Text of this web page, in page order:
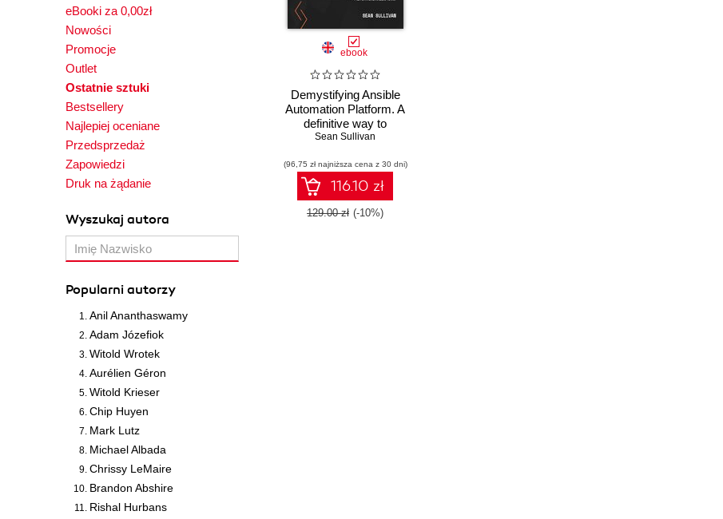
eBooki za 0,00zł
Nowości
Promocje
Outlet
Ostatnie sztuki
Bestsellery
Najlepiej oceniane
Przedsprzedaż
Zapowiedzi
Druk na żądanie
Wyszukaj autora
Popularni autorzy
Anil Ananthaswamy
Adam Józefiok
Witold Wrotek
Aurélien Géron
Witold Krieser
Chip Huyen
Mark Lutz
Michael Albada
Chrissy LeMaire
Brandon Abshire
Rishal Hurbans
ebook
Demystifying Ansible
Automation Platform. A
definitive way to
manage Ansible
and Ansible Tower
Sean Sullivan
(96,75 zł najniższa cena z 30 dni)
116.10 zł
129.00 zł (-10%)